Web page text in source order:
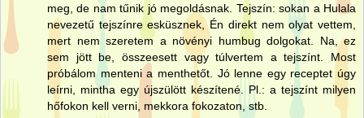
meg, de nam tűnik jó megoldásnak. Tejszín: sokan a Hulala
nevezetű tejszínre esküsznek, Én direkt nem olyat vettem,
mert nem szeretem a növényi humbug dolgokat. Na, ez
sem jött be, összeesett vagy túlvertem a tejszínt. Most
próbálom menteni a menthetőt. Jó lenne egy receptet úgy
leírni, mintha egy újszülött készítené. Pl.: a tejszínt milyen
hőfokon kell verni, mekkora fokozaton, stb.